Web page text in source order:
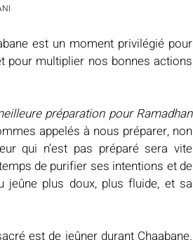
est un moment privilégié pour
pour multiplier nos bonnes actions
préparation pour Ramadhan
appelés à nous préparer, non
qui n’est pas préparé sera vite
de purifier ses intentions et de
jeûne plus doux, plus fluide, et sa
est de jeûner durant Chaabane.